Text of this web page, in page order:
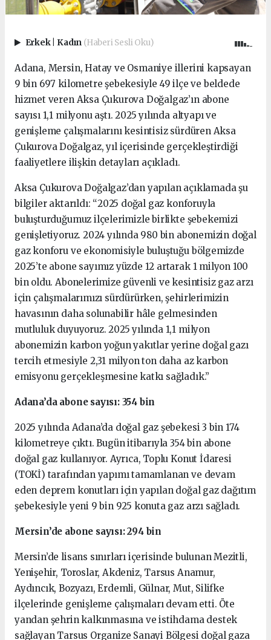
Erkek Kadın (Haberi Sesli Oku)
Adana, Mersin, Hatay ve Osmaniye illerini kapsayan
9 bin 697 kilometre şebekesiyle 49 ilçe ve beldede
hizmet veren Aksa Çukurova Doğalgaz’ın abone
sayısı 1,1 milyonu aştı. 2025 yılında altyapı ve
genişleme çalışmalarını kesintisiz sürdüren Aksa
Çukurova Doğalgaz, yıl içerisinde gerçekleştirdiği
faaliyetlere ilişkin detayları açıkladı.
Aksa Çukurova Doğalgaz’dan yapılan açıklamada şu
bilgiler aktarıldı: “2025 doğal gaz konforuyla
buluşturduğumuz ilçelerimizle birlikte şebekemizi
genişletiyoruz. 2024 yılında 980 bin abonemizin doğal
gaz konforu ve ekonomisiyle buluştuğu bölgemizde
2025’te abone sayımız yüzde 12 artarak 1 milyon 100
bin oldu. Abonelerimize güvenli ve kesintisiz gaz arzı
için çalışmalarımızı sürdürürken, şehirlerimizin
havasının daha solunabilir hâle gelmesinden
mutluluk duyuyoruz. 2025 yılında 1,1 milyon
abonemizin karbon yoğun yakıtlar yerine doğal gazı
tercih etmesiyle 2,31 milyon ton daha az karbon
emisyonu gerçekleşmesine katkı sağladık.”
Adana’da abone sayısı: 354 bin
2025 yılında Adana’da doğal gaz şebekesi 3 bin 174
kilometreye çıktı. Bugün itibarıyla 354 bin abone
doğal gaz kullanıyor. Ayrıca, Toplu Konut İdaresi
(TOKİ) tarafından yapımı tamamlanan ve devam
eden deprem konutları için yapılan doğal gaz dağıtım
şebekesiyle yeni 9 bin 925 konuta gaz arzı sağladı.
Mersin’de abone sayısı: 294 bin
Mersin’de lisans sınırları içerisinde bulunan Mezitli,
Yenişehir, Toroslar, Akdeniz, Tarsus Anamur,
Aydıncık, Bozyazı, Erdemli, Gülnar, Mut, Silifke
ilçelerinde genişleme çalışmaları devam etti. Öte
yandan şehrin kalkınmasına ve istihdama destek
sağlayan Tarsus Organize Sanayi Bölgesi doğal gaza